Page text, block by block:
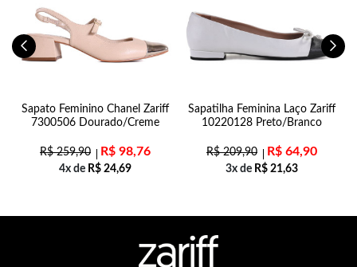
Sapato Feminino Chanel Zariff
7300506 Dourado/Creme
R$259,90 R$ 98,76
4x de R$ 24,69
Sapatilha Feminina Laço Zariff
10220128 Preto/Branco
R$209,90 R$ 64,90
3x de R$ 21,63